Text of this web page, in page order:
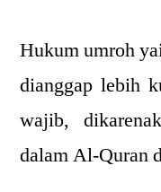
Hukum umroh
dianggap lebih
wajib,
dalam Al-Quran